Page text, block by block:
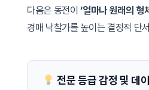
다음은 동전이‘얼마나 원래의 형
경매 낙찰가를 높이는 결정적 단
전문 등급 감정 및 데